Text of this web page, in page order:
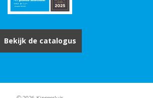
Bekijk de catalogus